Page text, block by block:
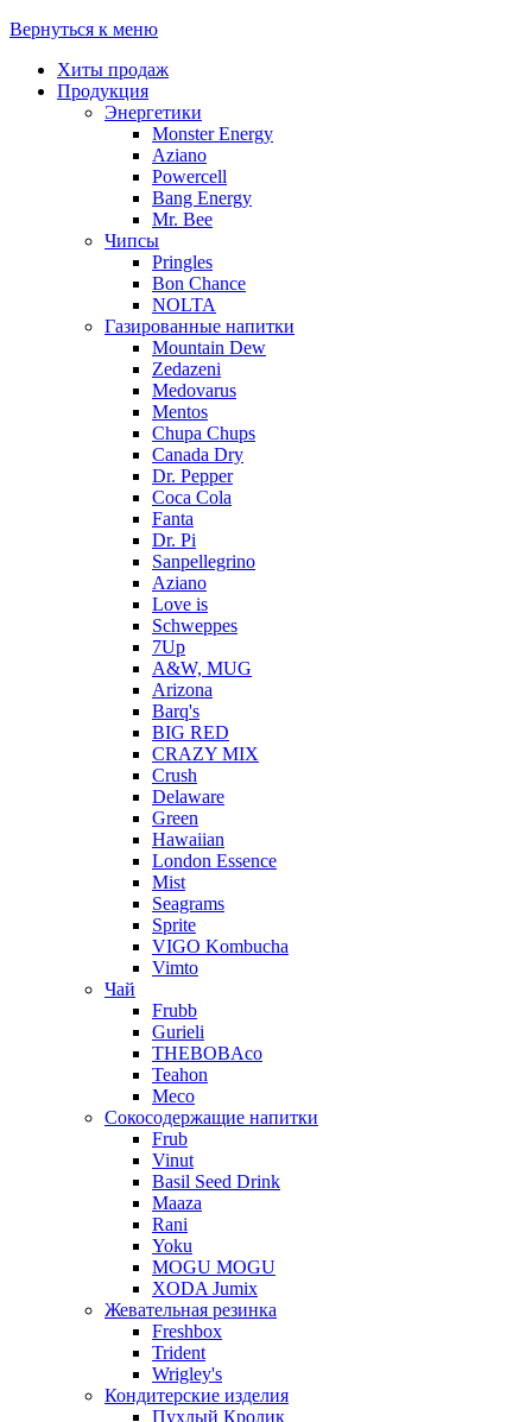
Вернуться к меню
Хиты продаж
Продукция
Энергетики
Monster Energy
Aziano
Powercell
Bang Energy
Mr. Bee
Чипсы
Pringles
Bon Chance
NOLTA
Газированные напитки
Mountain Dew
Zedazeni
Medovarus
Mentos
Chupa Chups
Canada Dry
Dr. Pepper
Coca Cola
Fanta
Dr. Pi
Sanpellegrino
Aziano
Love is
Schweppes
7Up
A&W, MUG
Arizona
Barq's
BIG RED
CRAZY MIX
Crush
Delaware
Green
Hawaiian
London Essence
Mist
Seagrams
Sprite
VIGO Kombucha
Vimto
Чай
Frubb
Gurieli
THEBOBAco
Teahon
Meco
Сокосодержащие напитки
Frub
Vinut
Basil Seed Drink
Maaza
Rani
Yoku
MOGU MOGU
XODA Jumix
Жевательная резинка
Freshbox
Trident
Wrigley's
Кондитерские изделия
Пухлый Кролик